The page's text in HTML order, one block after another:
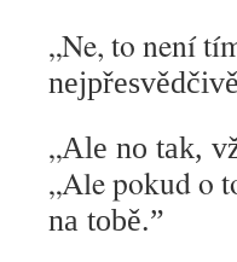
„Ne, to není
„Ale no tak,
„Ale pokud o
na tobě.”